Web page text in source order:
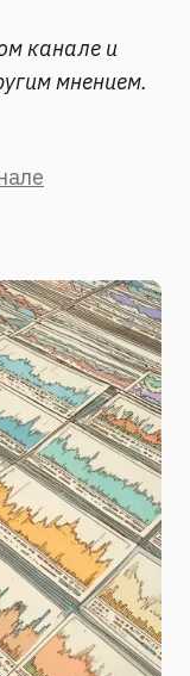
канале и
мнением.